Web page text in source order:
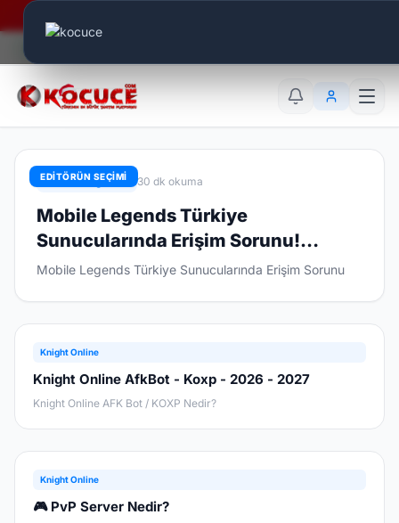
EDİTÖRÜN SEÇİMİ
Mobile Legends 30 dk okuma
Mobile Legends Türkiye
Sunucularında Erişim Sorunu!
Oyuncular Oyuna Giriş Yapamıyor
Mobile Legends Türkiye Sunucularında Erişim Sorunu
Knight Online
Knight Online AfkBot - Koxp - 2026 - 2027
Knight Online AFK Bot / KOXP Nedir?
Knight Online
🎮 PvP Server Nedir?